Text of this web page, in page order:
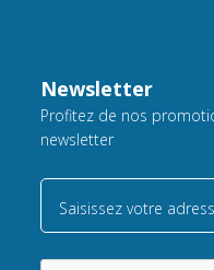
Newsletter
Profitez de nos
newsletter
Saisissez votre